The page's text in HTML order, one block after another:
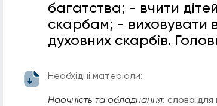
багатства; - вчити
скарбам; - виховувати
духовних скарбів.
Необхідні матеріали:
Наочність та обладнання: слова для